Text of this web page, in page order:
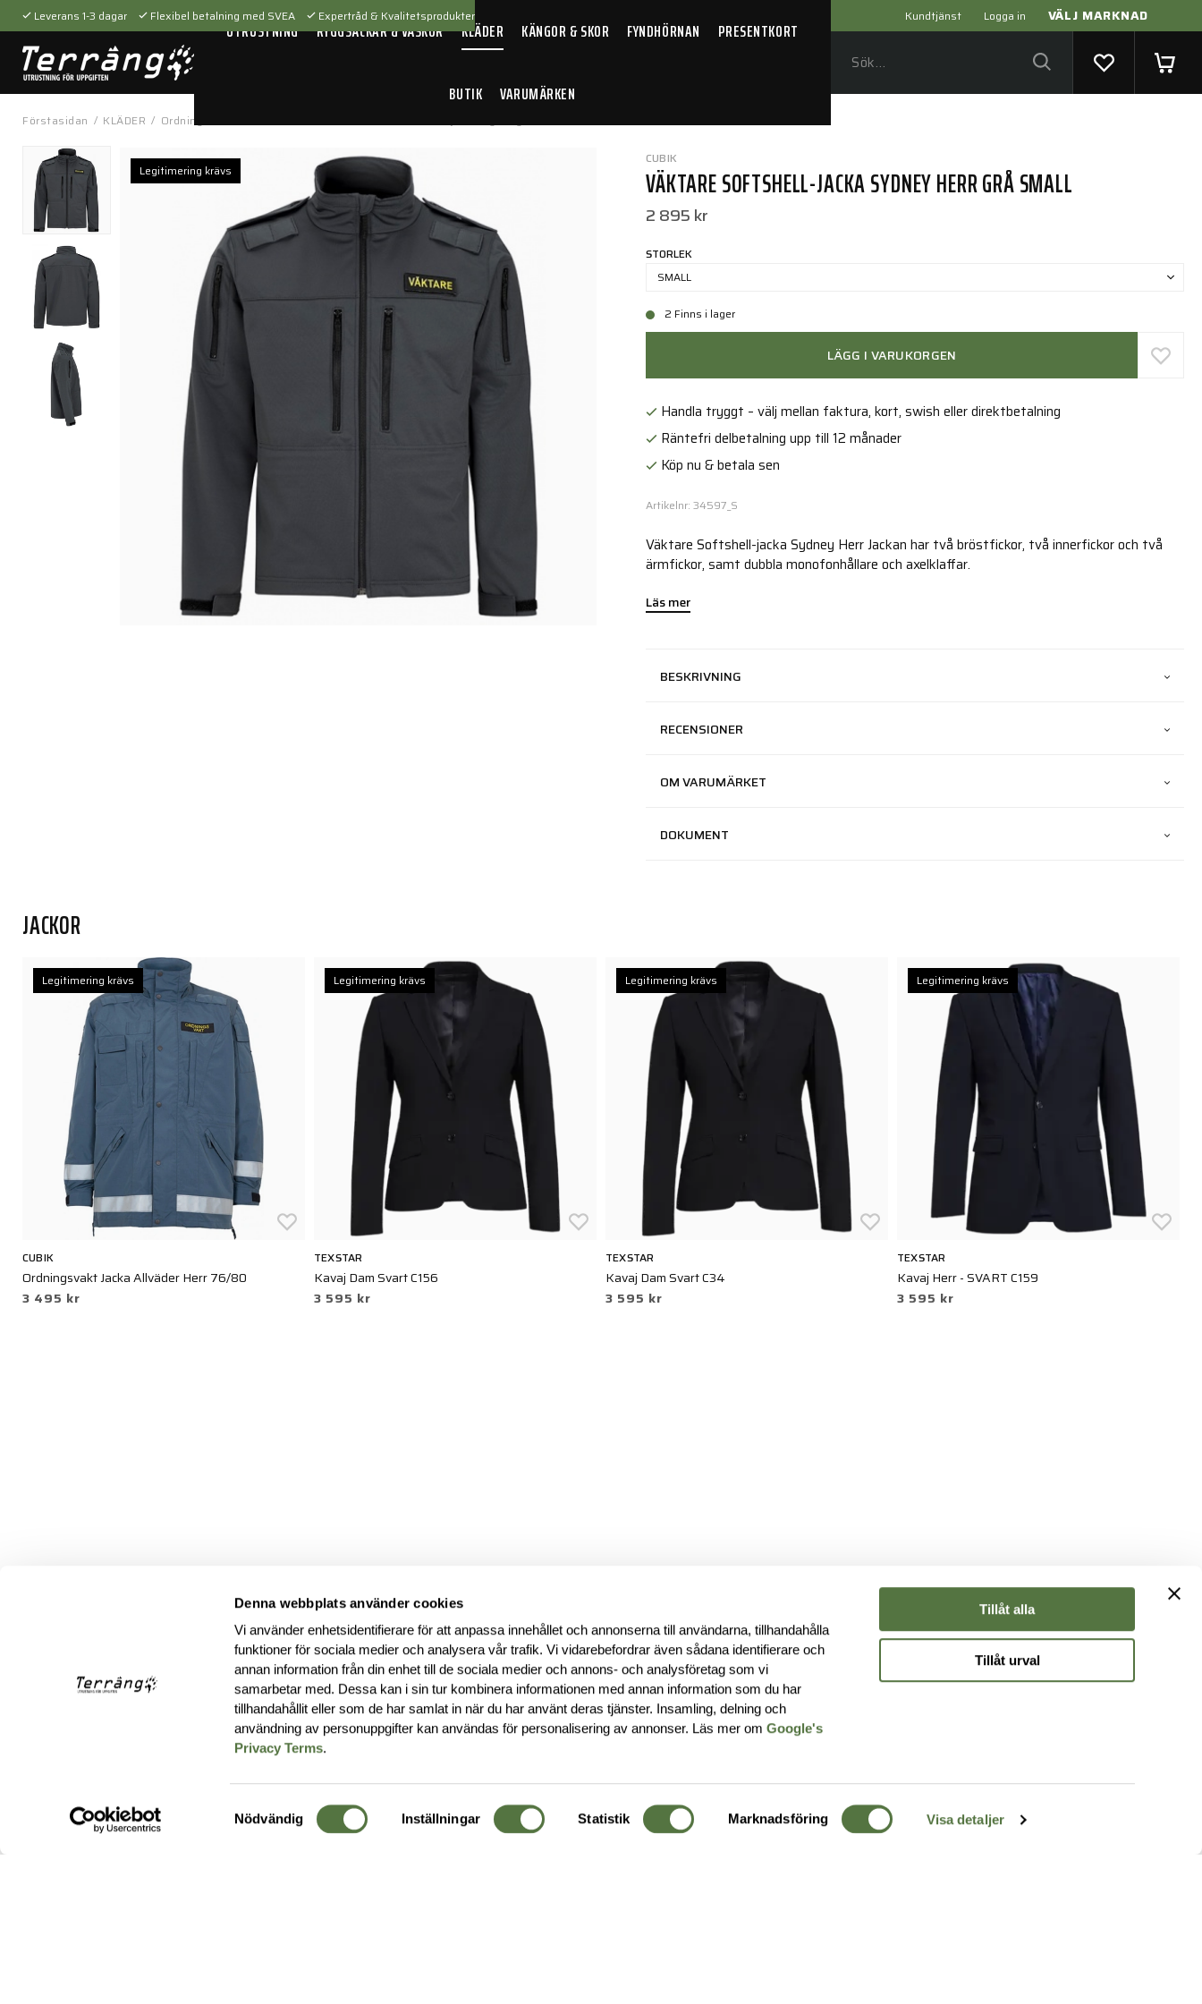
Denna webbplats använder cookies
Vi använder enhetsidentifierare för att anpassa innehållet och annonserna till användarna, tillhandahålla
funktioner för sociala medier och analysera vår trafik. Vi vidarebefordrar även sådana identifierare och
annan information från din enhet till de sociala medier och annons- och analysföretag som vi
samarbetar med. Dessa kan i sin tur kombinera informationen med annan information som du har
tillhandahållit eller som de har samlat in när du har använt deras tjänster. Insamling, delning och
användning av personuppgifter kan användas för personalisering av annonser. Läs mer omGoogle's
Privacy Terms.
Samtyckesval
Nödvändig Inställningar Statistik Marknadsföring Visa detaljer
Tillåt alla
Tillåt urval
Kundtjänst Logga in VÄLJ MARKNAD
Leverans 1-3 dagar Flexibel betalning med SVEA Expertråd & Kvalitetsprodukter
UTRUSTNING RYGGSÄCKAR & VÄSKOR KLÄDER KÄNGOR & SKOR FYNDHÖRNAN PRESENTKORT
BUTIK VARUMÄRKEN
Förstasidan / KLÄDER / Ordningsvakt & väktare
Legitimering krävs
CUBIK
VÄKTARE SOFTSHELL-JACKA SYDNEY HERR GRÅ SMALL
2 895 kr
STORLEK
SMALL
2 Finns i lager
LÄGG I VARUKORGEN
Handla tryggt – välj mellan faktura, kort, swish eller direktbetalning
Räntefri delbetalning upp till 12 månader
Köp nu & betala sen
Artikelnr: 34597_S
Väktare Softshell-jacka Sydney Herr Jackan har två bröstfickor, två innerfickor och två
ärmfickor, samt dubbla monofonhållare och axelklaffar.
Läs mer
BESKRIVNING
RECENSIONER
OM VARUMÄRKET
DOKUMENT
JACKOR
Legitimering krävs
CUBIK
Ordningsvakt Jacka Allväder Herr 76/80
3 495 kr
Legitimering krävs
TEXSTAR
Kavaj Dam Svart C156
3 595 kr
Legitimering krävs
TEXSTAR
Kavaj Dam Svart C34
3 595 kr
Legitimering krävs
TEXSTAR
Kavaj Herr - SVART C159
3 595 kr